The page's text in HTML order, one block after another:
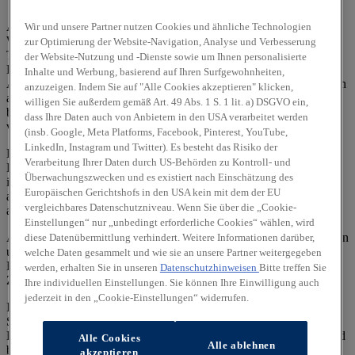
Alle angegebenen Werte wurden nach dem vorgeschriebenen
WLTP-Messverfahren (Worldwide harmonised Light-duty vehicles
Test Procedures) ermittelt. Der Kraftstoffverbrauch und die CO₂-
Emissionen eines Fahrzeuges hängen nicht nur von der effizienten
Ausnutzung des Kraftstoffs durch das Fahrzeug ab, sondern werden
auch vom Fahrverhalten und anderen nichttechnischen Faktoren
beeinflusst. CO₂ ist das für die Erderwärmung hauptsächlich
verantwortliche Treibhausgas.
Ein Leitfaden über den Kraftstoffverbrauch und die CO₂-
Emissionen aller in Deutschland angebotenen neuen Pkw-Modelle
ist unentgeltlich einsehbar an jedem Verkaufsort, an dem Pkw
ausgestellt oder angeboten werden. Der Leitfaden ist auch
abrufbar.
Alle Angaben und Abbildungen sind als unverbindlich zu betrachten
und stellen eine annähernde Beschreibung dar.
Fahrzeugabbildungen enthalten z. T. aufpreispflichtige
Zusatzausstattungen.
Im Hinblick auf Gebrauchtwagen entsprechen Sonder- und
Serienausstattung, die technischen Daten sowie Verbrauchs- und
Emissionswerte dem Stand eines entsprechenden Neufahrzeugs und
berücksichtigen keine etwaigen zwischenzeitlichen Änderungen.
Wir und unsere Partner nutzen Cookies und ähnliche Technologien
zur Optimierung der Website-Navigation, Analyse und Verbesserung
der Website-Nutzung und -Dienste sowie um Ihnen personalisierte
Inhalte und Werbung, basierend auf Ihren Surfgewohnheiten,
anzuzeigen. Indem Sie auf "Alle Cookies akzeptieren" klicken,
willigen Sie außerdem gemäß Art. 49 Abs. 1 S. 1 lit. a) DSGVO ein,
dass Ihre Daten auch von Anbietern in den USA verarbeitet werden
(insb. Google, Meta Platforms, Facebook, Pinterest, YouTube,
LinkedIn, Instagram und Twitter). Es besteht das Risiko der
Verarbeitung Ihrer Daten durch US-Behörden zu Kontroll- und
Überwachungszwecken und es existiert nach Einschätzung des
Europäischen Gerichtshofs in den USA kein mit dem der EU
vergleichbares Datenschutzniveau. Wenn Sie über die „Cookie-
Einstellungen“ nur „unbedingt erforderliche Cookies“ wählen, wird
diese Datenübermittlung verhindert. Weitere Informationen darüber,
welche Daten gesammelt und wie sie an unsere Partner weitergegeben
werden, erhalten Sie in unseren Datenschutzhinweisen Bitte treffen Sie
Ihre individuellen Einstellungen. Sie können Ihre Einwilligung auch
jederzeit in den „Cookie-Einstellungen“ widerrufen.
Alle Cookies
akzeptieren
Alle ablehnen